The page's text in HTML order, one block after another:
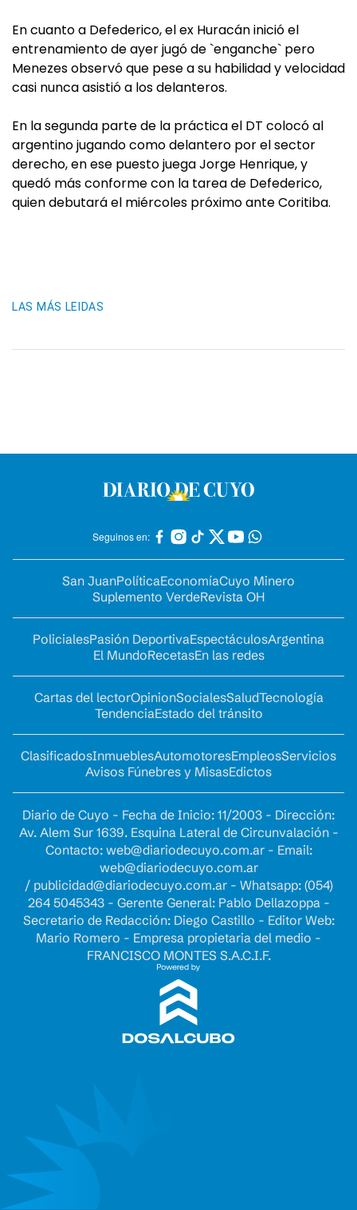
En cuanto a Defederico, el ex Huracán inició el
entrenamiento de ayer jugó de `enganche` pero
Menezes observó que pese a su habilidad y velocidad
casi nunca asistió a los delanteros.
En la segunda parte de la práctica el DT colocó al
argentino jugando como delantero por el sector
derecho, en ese puesto juega Jorge Henrique, y
quedó más conforme con la tarea de Defederico,
quien debutará el miércoles próximo ante Coritiba.
LAS MÁS LEIDAS
Seguinos en:
San JuanPolíticaEconomíaCuyo Minero
Suplemento VerdeRevista OH
PolicialesPasión DeportivaEspectáculosArgentina
El MundoRecetasEn las redes
Cartas del lectorOpinionSocialesSaludTecnología
TendenciaEstado del tránsito
ClasificadosInmueblesAutomotoresEmpleosServicios
Avisos Fúnebres y MisasEdictos
Diario de Cuyo - Fecha de Inicio: 11/2003 - Dirección:
Av. Alem Sur 1639. Esquina Lateral de Circunvalación -
Contacto: web@diariodecuyo.com.ar- Email:
web@diariodecuyo.com.ar
/ publicidad@diariodecuyo.com.ar- Whatsapp: (054)
264 5045343 - Gerente General: Pablo Dellazoppa -
Secretario de Redacción: Diego Castillo - Editor Web:
Mario Romero - Empresa propietaria del medio -
FRANCISCO MONTES S.A.C.I.F.